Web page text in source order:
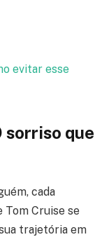
evitar esse
sorriso que
cada
Tom Cruise se
trajetória em